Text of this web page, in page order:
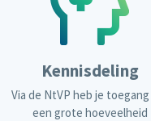
Kennisdeling
Via de NtVP heb je
een grote hoeveelheid